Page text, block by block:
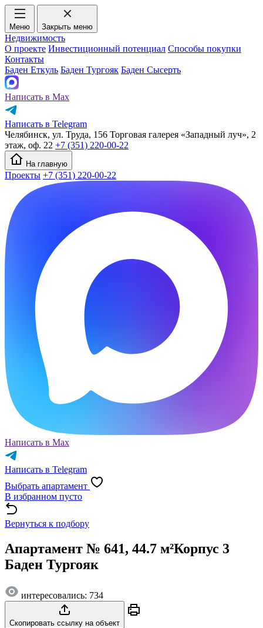
Меню Закрыть меню
Недвижимость
О проекте Инвестиционный потенциал Способы покупки
Контакты
Баден Еткуль Баден Тургояк Баден Сысерть
Написать в Max
Написать в Telegram
Челябинск, ул. Труда, 156 Торговая галерея «Западный луч», 2
этаж, оф. 22 +7 (351) 220-00-22
На главную
Проекты +7 (351) 220-00-22
Написать в Max
Написать в Telegram
Выбрать апартамент
В избранном пусто
Вернуться к подбору
Апартамент № 641, 44.7 м²Корпус 3
Баден Тургояк
интересовались: 734
Скопировать ссылку на объект